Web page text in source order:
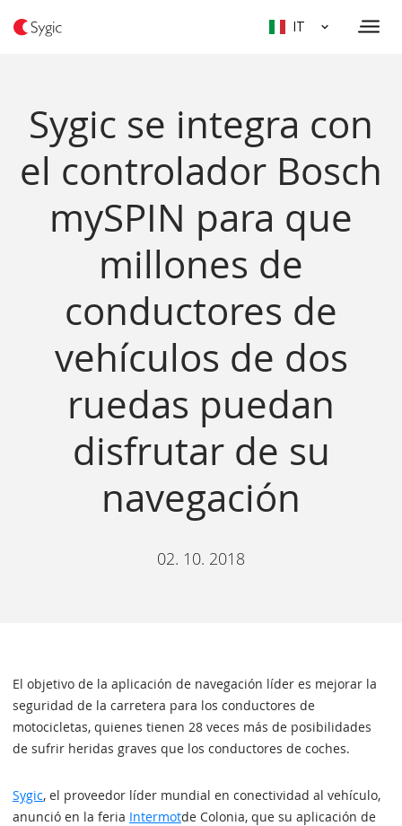
IT
Sygic se integra con
el controlador Bosch
mySPIN para que
millones de
conductores de
vehículos de dos
ruedas puedan
disfrutar de su
navegación
02. 10. 2018
El objetivo de la aplicación de navegación líder es mejorar la
seguridad de la carretera para los conductores de
motocicletas, quienes tienen 28 veces más de posibilidades
de sufrir heridas graves que los conductores de coches.
Sygic, el proveedor líder mundial en conectividad al vehículo,
anunció en la feria Intermotde Colonia, que su aplicación de